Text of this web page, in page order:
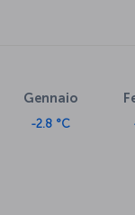
Gennaio
-2.8 °C